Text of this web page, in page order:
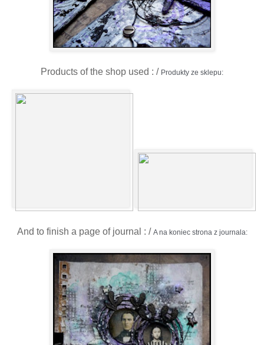
Products of the shop used : / Produkty ze sklepu:
And to finish a page of journal : / A na koniec strona z journala: